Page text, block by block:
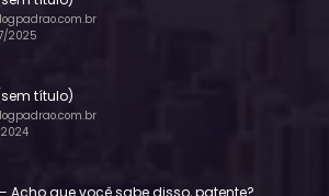
título)
título)